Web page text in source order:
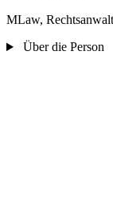
MLaw, Rechtsanwalt
Über die Person